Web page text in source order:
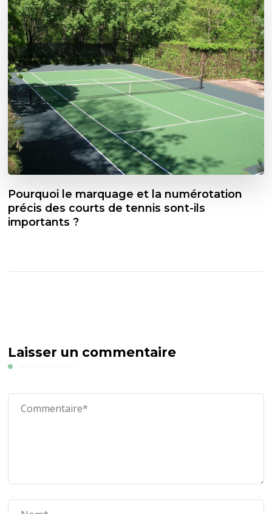
Pourquoi le marquage et la numérotation
précis des courts de tennis sont-ils
importants ?
Laisser un commentaire